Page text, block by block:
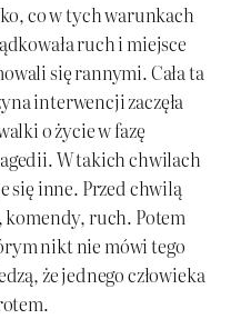
co w tych warunkach
ruch i miejsce
się rannymi. Cała ta
interwencji zaczęła
o życie w fazę
W takich chwilach
się inne. Przed chwilą
komendy, ruch. Potem
nikt nie mówi tego
że jednego człowieka